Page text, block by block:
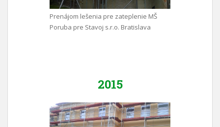
Prenájom lešenia pre zateplenie MŠ
Poruba pre Stavoj s.r.o. Bratislava
2015